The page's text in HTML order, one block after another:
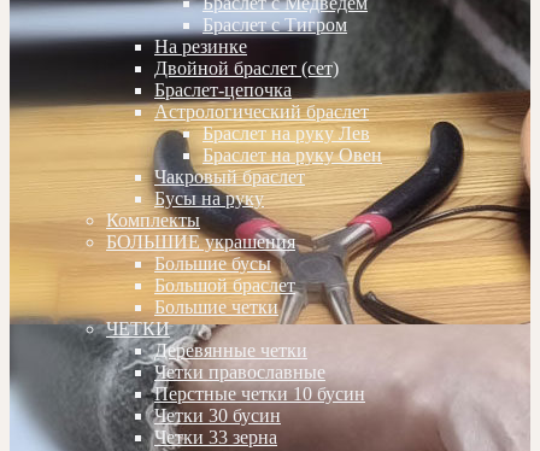
Браслет с Тигром
На резинке
Двойной браслет (сет)
Браслет-цепочка
Астрологический браслет
Браслет на руку Лев
Браслет на руку Овен
Чакровый браслет
Бусы на руку
Комплекты
БОЛЬШИЕ украшения
Большие бусы
Большой браслет
Большие четки
ЧЕТКИ
Деревянные четки
Четки православные
Перстные четки 10 бусин
Четки 30 бусин
Четки 33 зерна